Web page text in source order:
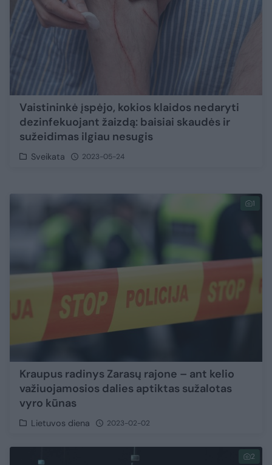
Vaistininkė įspėjo, kokios klaidos nedaryti
dezinfekuojant žaizdą: baisiai skaudės ir
sužeidimas ilgiau nesugis
Sveikata 2023-05-24
1
Kraupus radinys Zarasų rajone – ant kelio
važiuojamosios dalies aptiktas sužalotas
vyro kūnas
Lietuvos diena 2023-02-02
2